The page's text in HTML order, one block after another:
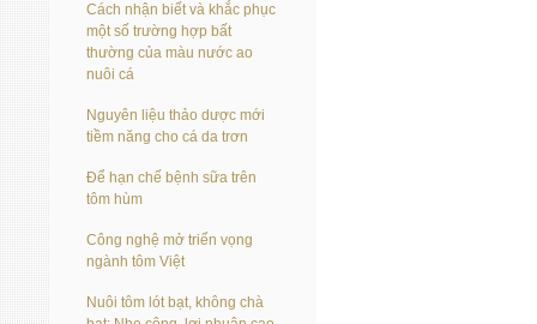
Cách nhận biết và khắc phục
một số trường hợp bất
thường của màu nước ao
nuôi cá
Nguyên liệu thảo dược mới
tiềm năng cho cá da trơn
Để hạn chế bệnh sữa trên
tôm hùm
Công nghệ mở triển vọng
ngành tôm Việt
Nuôi tôm lót bạt, không chà